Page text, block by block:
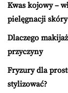
Kwas kojowy –
pielęgnacji skóry
Dlaczego
przyczyny
Fryzury dla
stylizować?